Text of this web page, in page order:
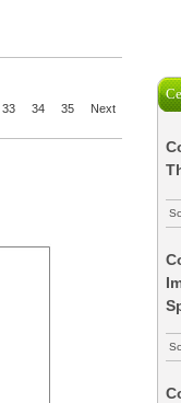
33 34 35 Next